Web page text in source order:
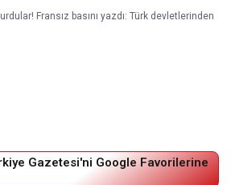
Fransız basını yazdı: Türk devletlerinden
Gazetesi'ni Google Favorilerine